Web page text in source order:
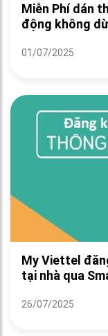
Miễn Phí dán
động không
01/07/2025
My Viettel
tại nhà qua
26/07/2025